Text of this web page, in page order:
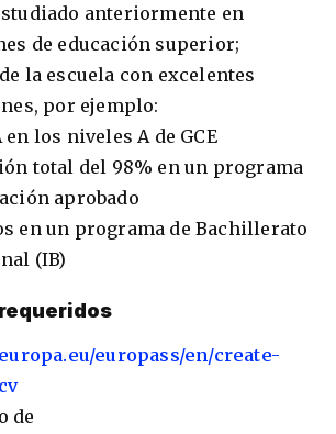
anteriormente en
de educación superior;
la escuela con excelentes
por ejemplo:
los niveles A de GCE
total del 98% en un programa
aprobado
en un programa de Bachillerato
(IB)
europass/en/create-
de